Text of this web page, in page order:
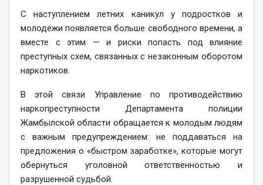
С наступлением летних каникул у подростков и
молодежи появляется больше свободного времени, а
вместе с этим — и риски попасть под влияние
преступных схем, связанных с незаконным оборотом
наркотиков.
В этой связи Управление по противодействию
наркопреступности Департамента полиции
Жамбылской области обращается к молодым людям
с важным предупреждением: не поддаваться на
предложения о «быстром заработке», которые могут
обернуться уголовной ответственностью и
разрушенной судьбой.